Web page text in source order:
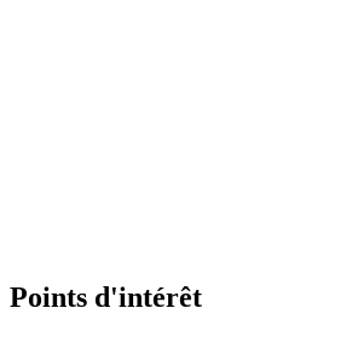
Points d'intérêt